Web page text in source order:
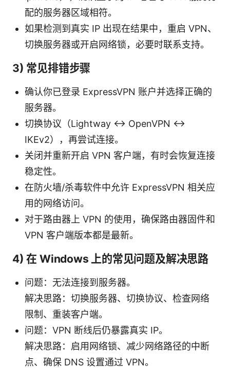
配的服务器区域相符。
如果检测到真实 IP 出现在结果中，重启 VPN、
切换服务器或开启网络锁，必要时联系支持。
3) 常见排错步骤
确认你已登录 ExpressVPN 账户并选择正确的
服务器。
切换协议（Lightway ↔ OpenVPN ↔
IKEv2），再尝试连接。
关闭并重新开启 VPN 客户端，有时会恢复连接
稳定性。
在防火墙/杀毒软件中允许 ExpressVPN 相关应
用的网络访问。
对于路由器上 VPN 的使用，确保路由器固件和
VPN 客户端版本都是最新。
4) 在 Windows 上的常见问题及解决思路
问题：无法连接到服务器。
解决思路：切换服务器、切换协议、检查网络
限制、重装客户端。
问题：VPN 断线后仍暴露真实 IP。
解决思路：启用网络锁、减少网络路径的中断
点、确保 DNS 设置通过 VPN。